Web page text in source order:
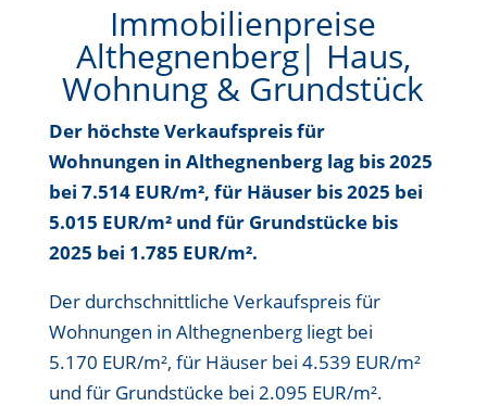
Immobilienpreise
Althegnenberg| Haus,
Wohnung & Grundstück
Der höchste Verkaufspreis für
Wohnungen in Althegnenberg lag bis2025
bei 7.514 EUR/m², für Häuser bis2025 bei
5.015 EUR/m²und für Grundstücke bis
2025 bei 1.785 EUR/m².
Der durchschnittliche Verkaufspreis für
Wohnungen in Althegnenberg liegt bei
5.170 EUR/m², für Häuser bei 4.539 EUR/m²
und für Grundstücke bei 2.095 EUR/m².